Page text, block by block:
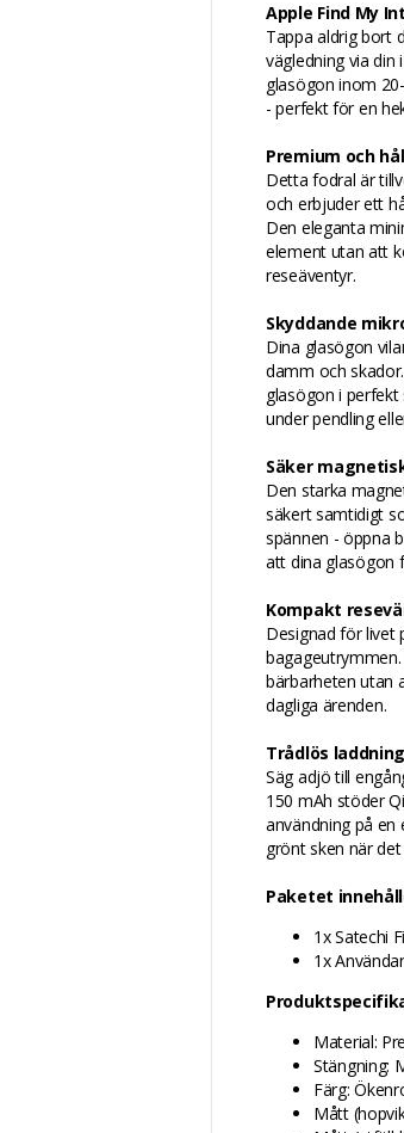
Apple Find My
Tappa aldrig bort
vägledning via
glasögon inom
- perfekt för en
Premium och
Detta fodral är
och erbjuder ett
Den eleganta
element utan att
reseäventyr.
Skyddande
Dina glasögon
damm och
glasögon i
under pendling
Säker
Den starka
säkert samtidigt
spännen - öppna
att dina glasögon
Kompakt
Designad för livet
bärbarheten utan
dagliga ärenden.
Trådlös laddning
Säg adjö till
150 mAh stöder
användning på en
grönt sken när
Paketet
1x Satechi
1x
Material:
Stängning:
Färg:
Mått